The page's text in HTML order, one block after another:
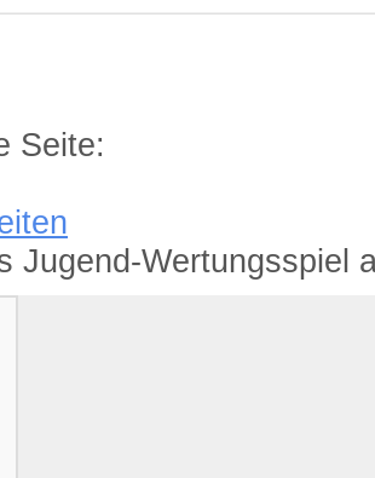
Seite:
Jugend-Wertungsspiel